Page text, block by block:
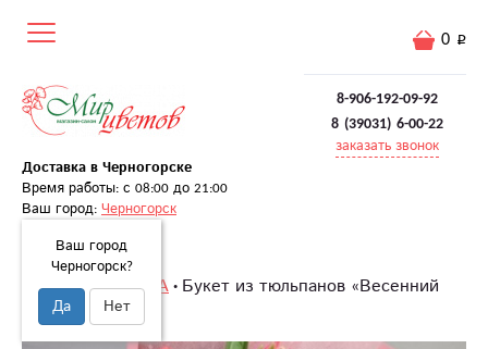
8-906-192-09-92
8 (39031) 6-00-22
заказать звонок
Доставка в Черногорске
Время работы: с 08:00 до 21:00
Ваш город: Черногорск
Ваш город
Черногорск?
Да Нет
0
Главная 8 МАРТА Букет из тюльпанов «Весенний
комплимент»